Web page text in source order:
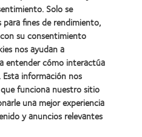
contacto
Solo se
fines de rendimiento,
su consentimiento
nos ayudan a
entender cómo interactúa
información nos
funciona nuestro sitio
una mejor experiencia
y anuncios relevantes